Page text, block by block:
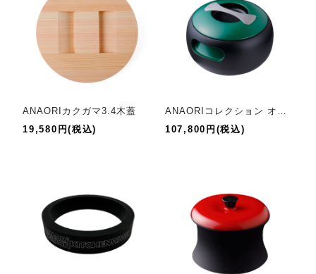
ANAORIカクガマ3.4木蓋
19,580円(税込)
ANAORIコレクション オーバル
107,800円(税込)